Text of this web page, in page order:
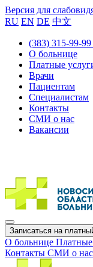
Версия для
RU EN DE 中文
(383) 315-99-99
О больнице
Платные
Врачи
Пациентам
Специалистам
Контакты
СМИ о нас
Вакансии
Записаться на
О больнице Платные
Контакты СМИ о нас